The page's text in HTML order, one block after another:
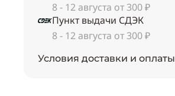
8 - 12 августа от 300 ₽
Пункт выдачи СДЭК
8 - 12 августа от 300 ₽
Условия доставки и оплаты